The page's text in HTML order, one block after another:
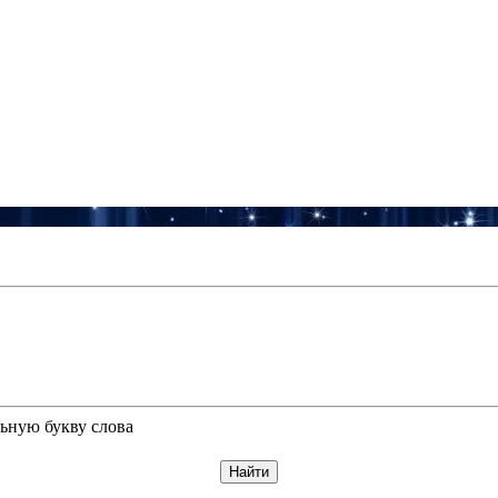
букву слова